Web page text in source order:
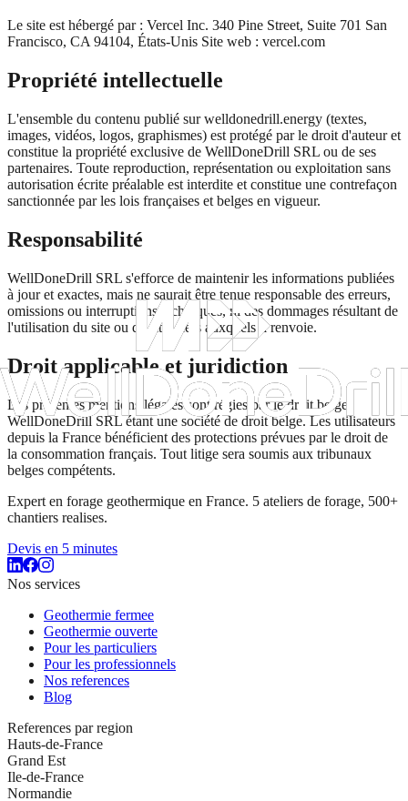
Le site est hébergé par : Vercel Inc. 340 Pine Street, Suite 701 San
Francisco, CA 94104, États-Unis Site web : vercel.com
Propriété intellectuelle
L'ensemble du contenu publié sur welldonedrill.energy (textes,
images, vidéos, logos, graphismes) est protégé par le droit d'auteur et
constitue la propriété exclusive de WellDoneDrill SRL ou de ses
partenaires. Toute reproduction, représentation ou exploitation sans
autorisation écrite préalable est interdite et constitue une contrefaçon
sanctionnée par les lois françaises et belges en vigueur.
Responsabilité
WellDoneDrill SRL s'efforce de maintenir les informations publiées
à jour et exactes, mais ne saurait être tenue responsable des erreurs,
omissions ou interruptions techniques, ni des dommages résultant de
l'utilisation du site ou de sites tiers auxquels il renvoie.
Droit applicable et juridiction
Les présentes mentions légales sont régies par le droit belge,
WellDoneDrill SRL étant une société de droit belge. Les utilisateurs
depuis la France bénéficient des protections prévues par le droit de
la consommation français. Tout litige sera soumis aux tribunaux
belges compétents.
Expert en forage geothermique en France. 5 ateliers de forage, 500+
chantiers realises.
Devis en 5 minutes
Nos services
Geothermie fermee
Geothermie ouverte
Pour les particuliers
Pour les professionnels
Nos references
Blog
References par region
Hauts-de-France
Grand Est
Ile-de-France
Normandie